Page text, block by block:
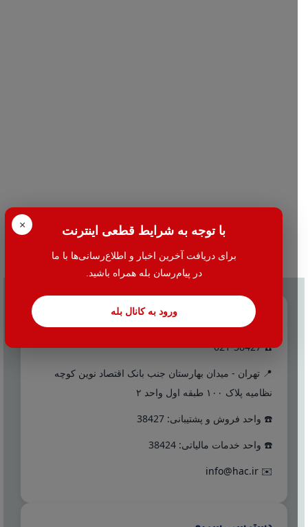
× با توجه به شرایط قطعی اینترنت
برای دریافت آخرین اخبار و اطلاع‌رسانی‌ها با ما
در پیام‌رسان بله همراه باشید.
ورود به کانال بله تماس با ما
☎️ 021-38427
📍 تهران - میدان بهارستان جنب بانک اقتصاد نوین کوچه
نظامیه پلاک ۱۰۰ طبقه اول واحد ۲
☎️ واحد فروش و پشتیبانی: 38427
☎️ واحد خدمات مالیاتی: 38424
✉️
info@hac.ir